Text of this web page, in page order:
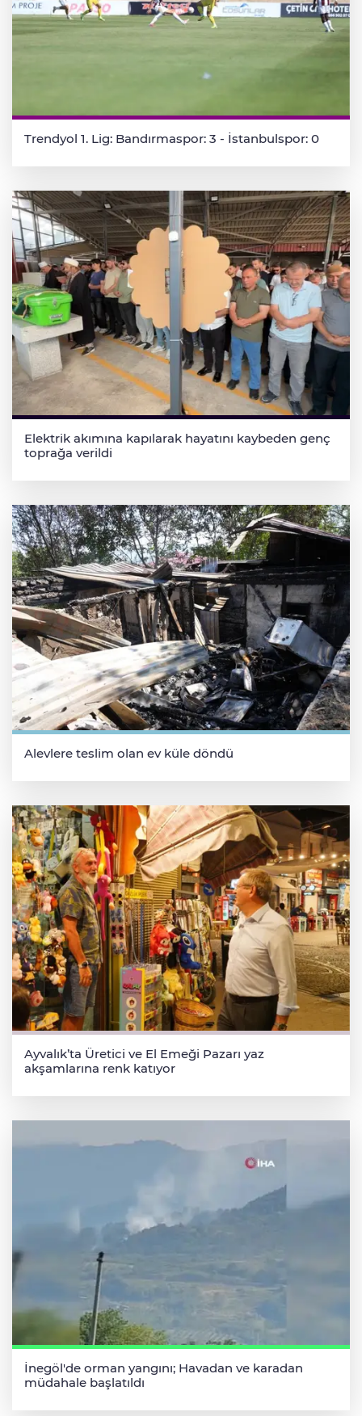
Trendyol 1. Lig: Bandırmaspor: 3 - İstanbulspor: 0
Elektrik akımına kapılarak hayatını kaybeden genç
toprağa verildi
Alevlere teslim olan ev küle döndü
Ayvalık’ta Üretici ve El Emeği Pazarı yaz
akşamlarına renk katıyor
İnegöl'de orman yangını; Havadan ve karadan
müdahale başlatıldı